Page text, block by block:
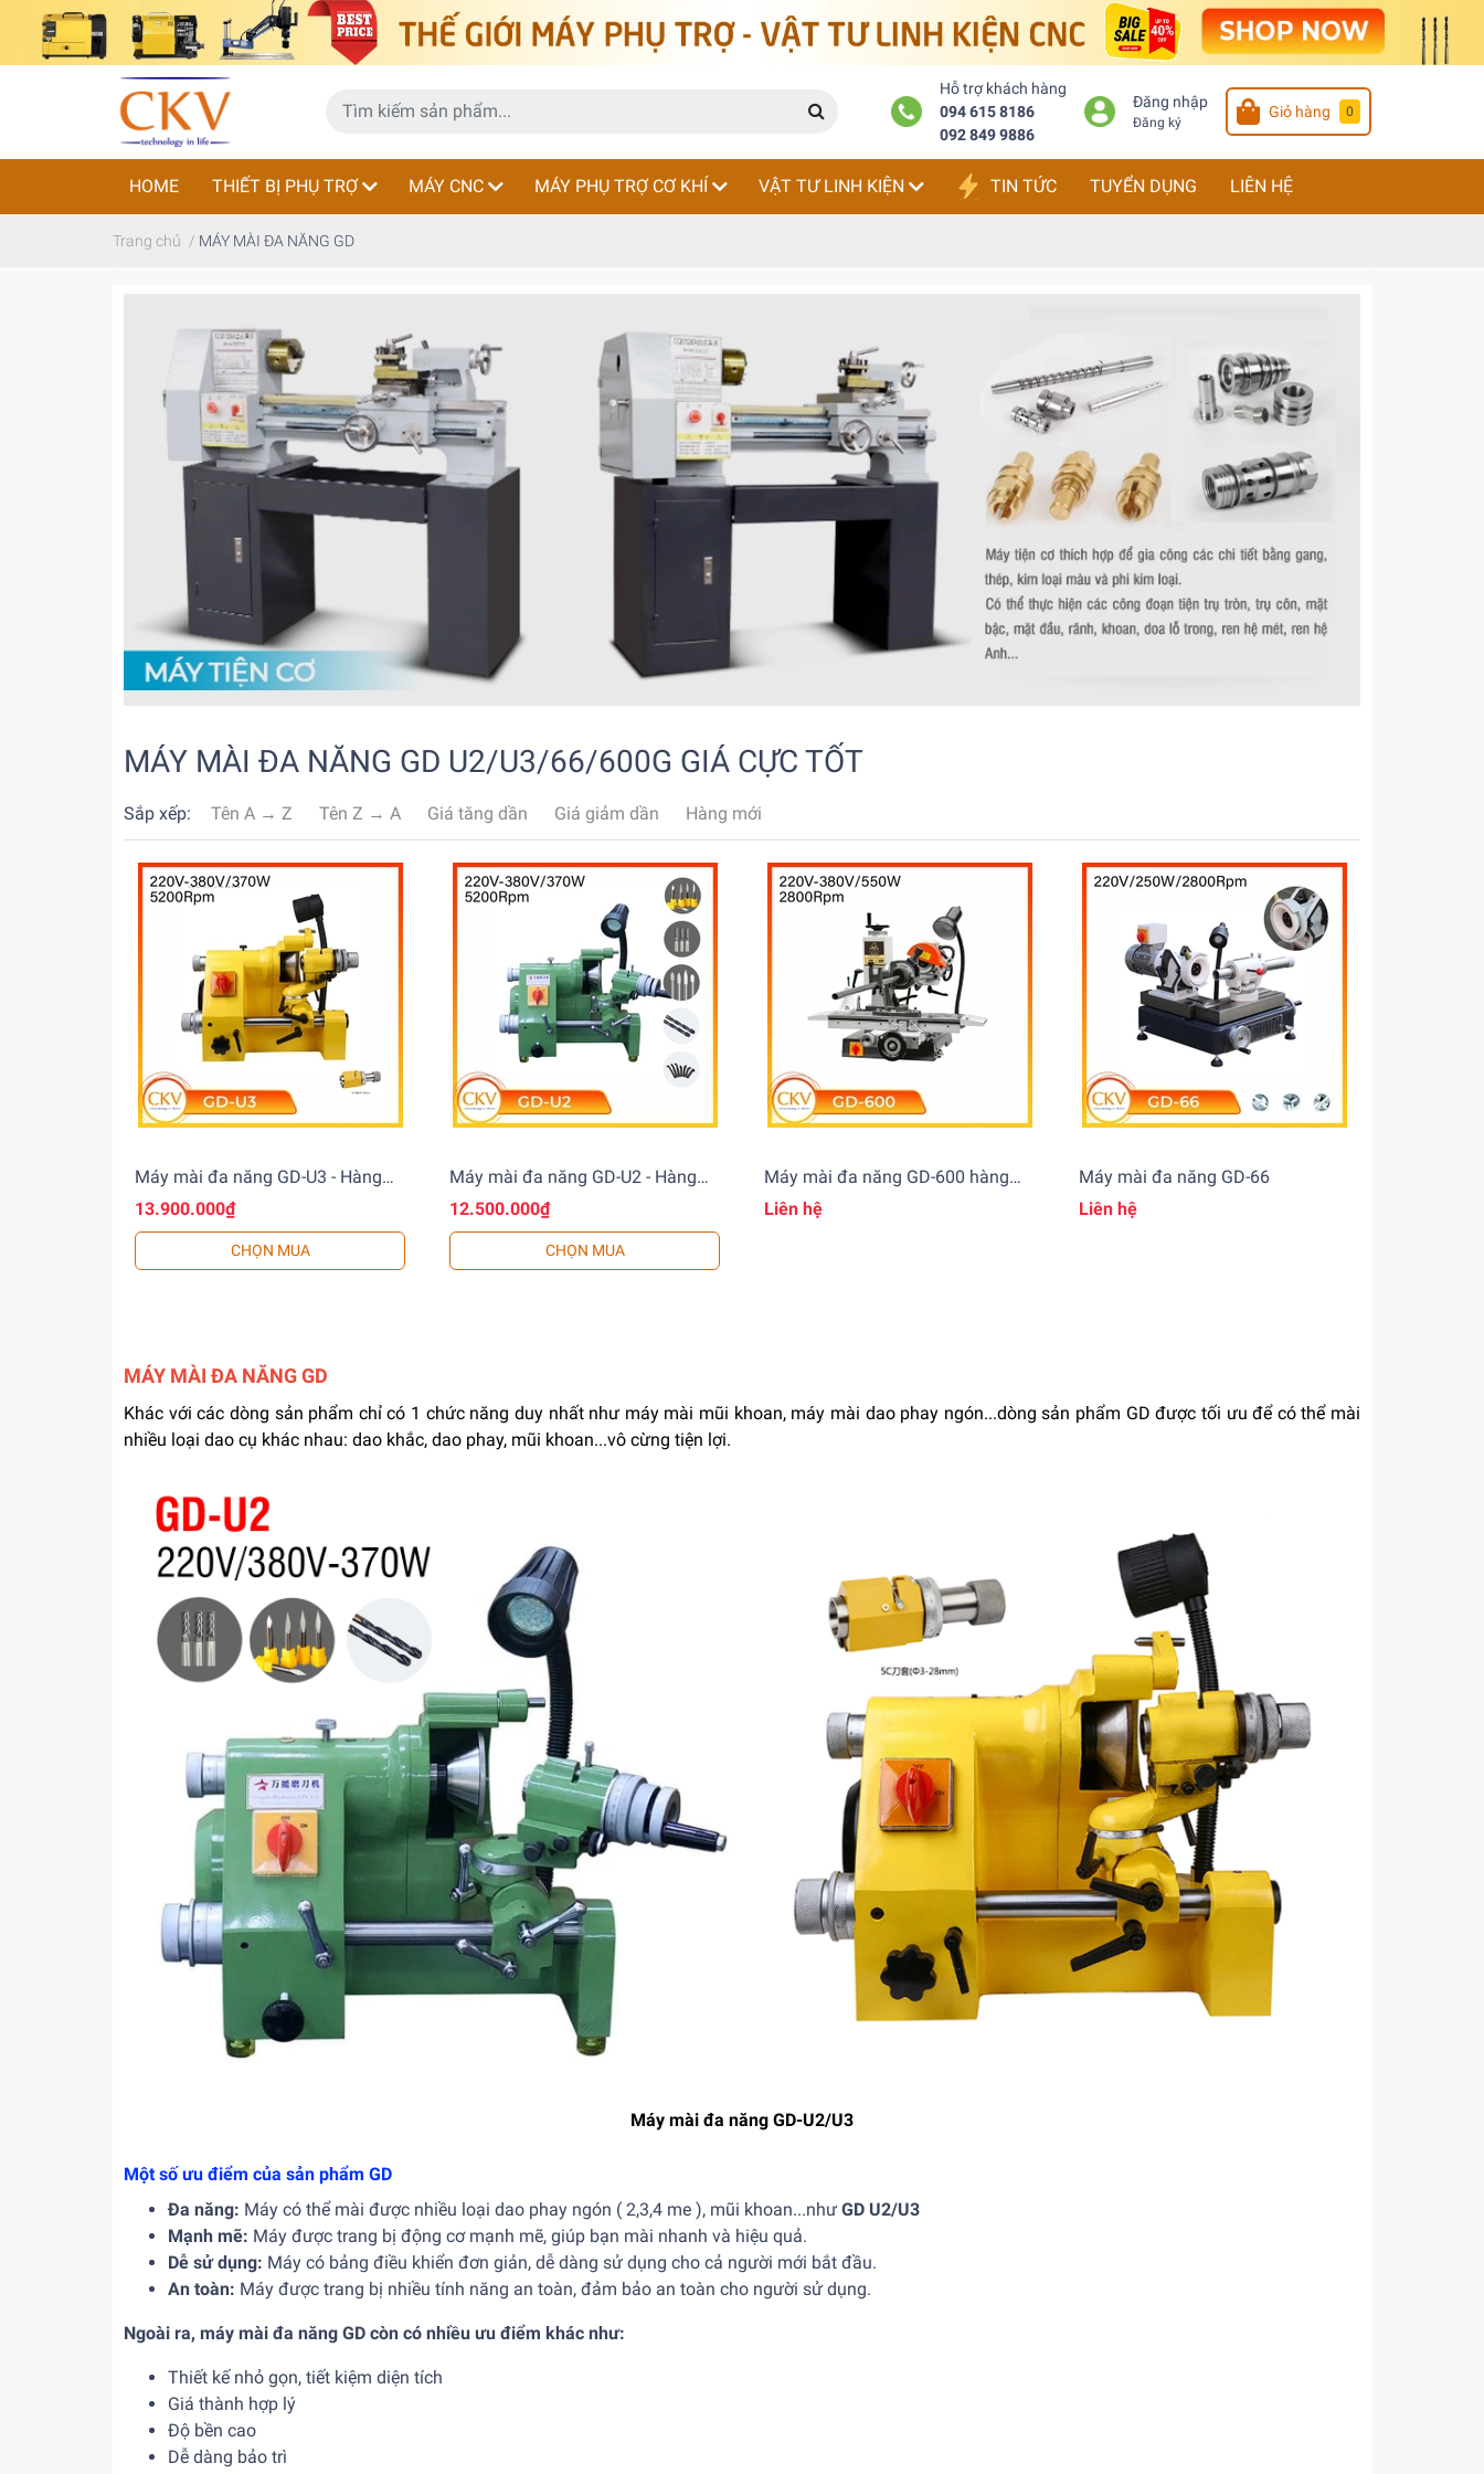
Hỗ trợ khách hàng
094 615 8186
092 849 9886
Đăng nhập
Đăng ký
Giỏ hàng 0
HOME THIẾT BỊ PHỤ TRỢ MÁY CNC MÁY PHỤ TRỢ CƠ KHÍ VẬT TƯ LINH KIỆN TIN TỨC TUYỂN DỤNG LIÊN HỆ
Trang chủ / MÁY MÀI ĐA NĂNG GD
MÁY MÀI ĐA NĂNG GD U2/U3/66/600G GIÁ CỰC TỐT
Sắp xếp: Tên A → Z Tên Z → A Giá tăng dần Giá giảm dần Hàng mới
Máy mài đa năng GD-U3 - Hàng
nhập khẩu, tốc độ mài nhanh, hiệu
suất cao
13.900.000₫
CHỌN MUA
Máy mài đa năng GD-U2 - Hàng
nhập khẩu, đa năng, mài nhanh,
chính xác
12.500.000₫
CHỌN MUA
Máy mài đa năng GD-600 hàng
nhập khẩu, máy mài vạn năng
Liên hệ
Máy mài đa năng GD-66
Liên hệ
MÁY MÀI ĐA NĂNG GD
Khác với các dòng sản phẩm chỉ có 1 chức năng duy nhất như máy mài mũi khoan, máy mài dao phay ngón...dòng sản phẩm GD được tối ưu để có thể mài
nhiều loại dao cụ khác nhau: dao khắc, dao phay, mũi khoan...vô cừng tiện lợi.
Máy mài đa năng GD-U2/U3
Một số ưu điểm của sản phẩm GD
Đa năng: Máy có thể mài được nhiều loại dao phay ngón ( 2,3,4 me ), mũi khoan...như GD U2/U3
Mạnh mẽ: Máy được trang bị động cơ mạnh mẽ, giúp bạn mài nhanh và hiệu quả.
Dễ sử dụng: Máy có bảng điều khiển đơn giản, dễ dàng sử dụng cho cả người mới bắt đầu.
An toàn: Máy được trang bị nhiều tính năng an toàn, đảm bảo an toàn cho người sử dụng.
Ngoài ra, máy mài đa năng GD còn có nhiều ưu điểm khác như:
Thiết kế nhỏ gọn, tiết kiệm diện tích
Giá thành hợp lý
Độ bền cao
Dễ dàng bảo trì